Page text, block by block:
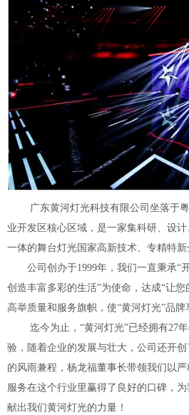
广东黄河灯光科技有限公司坐落于粤
业开发区核心区域，是一家集科研、设
一体的舞台灯光国家高新技术、专精特新
公司创办于1999年，我们一直秉承“
创造丰富多彩的生活”为使命，达成“让
高举质量和服务旗帜，使“黄河灯光”品牌
迄今为止，“黄河灯光”已经拥有27年
验，随着企业的发展与壮大，公司还开
的风雨兼程，杨龙福董事长带领我们以
服务在这个行业里赢得了良好的口碑，
献出我们黄河灯光的力量！